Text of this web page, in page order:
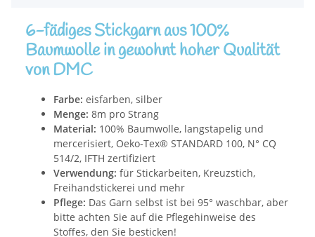
6-fädiges Stickgarn aus 100%
Baumwolle in gewohnt hoher Qualität
von DMC
Farbe: eisfarben, silber
Menge: 8m pro Strang
Material: 100% Baumwolle, langstapelig und
mercerisiert, Oeko-Tex® STANDARD 100, N° CQ
514/2, IFTH zertifiziert
Verwendung: für Stickarbeiten, Kreuzstich,
Freihandstickerei und mehr
Pflege: Das Garn selbst ist bei 95° waschbar, aber
bitte achten Sie auf die Pflegehinweise des
Stoffes, den Sie besticken!